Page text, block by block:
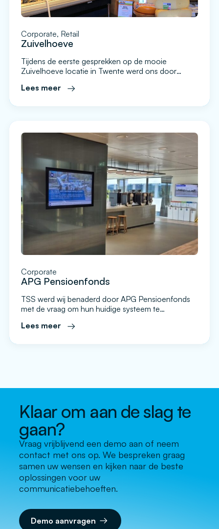
Corporate, Retail
Zuivelhoeve
Tijdens de eerste gesprekken op de mooie
Zuivelhoeve locatie in Twente werd ons door
duidelijk doel omschreven. Iedere bezoeker die een
Lees meer
Corporate
APG Pensioenfonds
TSS werd wij benaderd door APG Pensioenfonds
met de vraag om hun huidige systeem te
over de mogelijkheden en functionaliteiten van hun
Lees meer
Klaar om aan de slag te
gaan?
Vraag vrijblijvend een demo aan of neem
contact met ons op. We bespreken graag
samen uw wensen en kijken naar de beste
oplossingen voor uw
communicatiebehoeften.
Demo aanvragen